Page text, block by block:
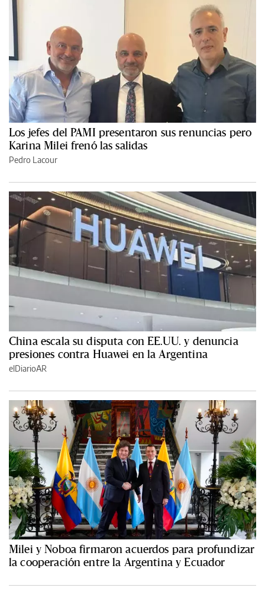
Los jefes del PAMI presentaron sus renuncias pero
Karina Milei frenó las salidas
Pedro Lacour
China escala su disputa con EE.UU. y denuncia
presiones contra Huawei en la Argentina
elDiarioAR
Milei y Noboa firmaron acuerdos para profundizar
la cooperación entre la Argentina y Ecuador